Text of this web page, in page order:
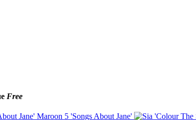
Free
Maroon 5 'Songs About Jane'